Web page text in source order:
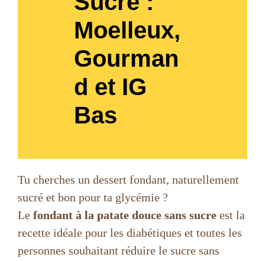
Moelleux,
Gourman
d et IG
Bas
Tu cherches un dessert fondant, naturellement
sucré et bon pour ta glycémie ?
Le fondant à la patate douce sans sucre est la
recette idéale pour les diabétiques et toutes les
personnes souhaitant réduire le sucre sans